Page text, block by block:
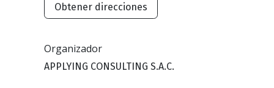
Obtener direcciones
Organizador
APPLYING CONSULTING S.A.C.